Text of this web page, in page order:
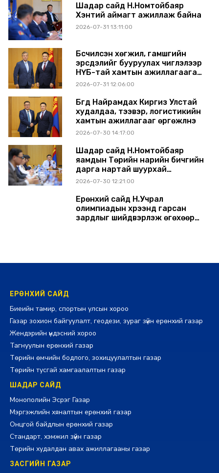
Шадар сайд Н.Номтойбаяр
Хэнтий аймагт ажиллаж байна
2026-07-31 13:11:00
Бүсчилсэн хөгжил, гамшгийн
эрсдэлийг бууруулах чиглэлээр
НҮБ-тай хамтын ажиллагаагаа
өргөжүүлэхээр санал солилцлоо
2026-07-31 12:06:00
Бүгд Найрамдах Киргиз Улстай
худалдаа, тээвэр, логистикийн
хамтын ажиллагааг өргөжүүлнэ
2026-07-30 14:17:00
Шадар сайд Н.Номтойбаяр
яамдын Төрийн нарийн бичгийн
дарга нартай шуурхай
хуралдлаа
2026-07-30 12:21:00
Ерөнхий сайд Н.Учрал
олимпиадын хүрээнд гарсан
зардлыг шийдвэрлэж өгөхөөр
ЕРӨНХИЙ САЙД
Биеийн тамир, спортын улсын хороо
Газар зохион байгуулалт, геодези, зураг зүйн ерөнхий газар
Жендэрийн үндэсний хороо
Тагнуулын ерөнхий газар
Төрийн өмчийн бодлого, зохицуулалтын газар
Төрийн тусгай хамгаалалтын газар
ШАДАР САЙД
Монополийн Эсрэг Газар
Мэргэжлийн хяналтын ерөнхий газар
Онцгой байдлын ерөнхий газар
Стандарт, хэмжил зүйн газар
Төрийн худалдан авах ажиллагааны газар
ЗАСГИЙН ГАЗАР